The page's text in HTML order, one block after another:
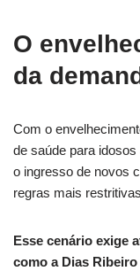
O
da
Com o
de saúde para
o ingresso de novos
regras mais
Esse cenário exige
como a Dias